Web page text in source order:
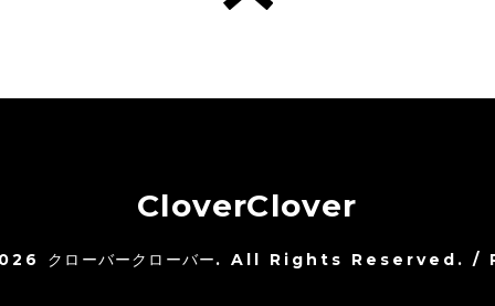
CloverClover
クローバークローバー. All Rights Reserved. /